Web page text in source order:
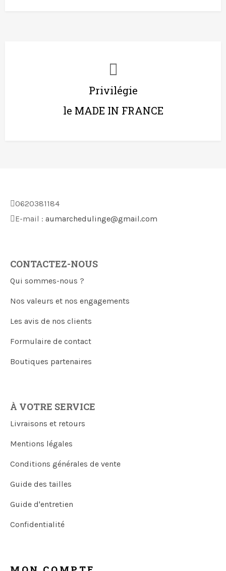
Privilégie
le MADE IN FRANCE
0620381184
E-mail : aumarchedulinge@gmail.com
CONTACTEZ-NOUS
Qui sommes-nous ?
Nos valeurs et nos engagements
Les avis de nos clients
Formulaire de contact
Boutiques partenaires
À VOTRE SERVICE
Livraisons et retours
Mentions légales
Conditions générales de vente
Guide des tailles
Guide d'entretien
Confidentialité